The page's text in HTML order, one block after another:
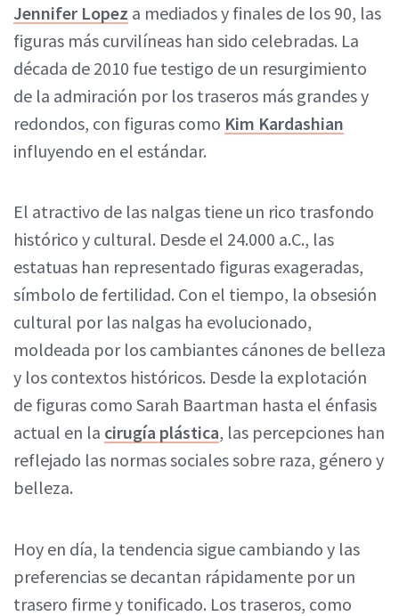
Jennifer Lopez a mediados y finales de los 90, las
figuras más curvilíneas han sido celebradas. La
década de 2010 fue testigo de un resurgimiento
de la admiración por los traseros más grandes y
redondos, con figuras como Kim Kardashian
influyendo en el estándar.
El atractivo de las nalgas tiene un rico trasfondo
histórico y cultural. Desde el 24.000 a.C., las
estatuas han representado figuras exageradas,
símbolo de fertilidad. Con el tiempo, la obsesión
cultural por las nalgas ha evolucionado,
moldeada por los cambiantes cánones de belleza
y los contextos históricos. Desde la explotación
de figuras como Sarah Baartman hasta el énfasis
actual en la cirugía plástica, las percepciones han
reflejado las normas sociales sobre raza, género y
belleza.
Hoy en día, la tendencia sigue cambiando y las
preferencias se decantan rápidamente por un
trasero firme y tonificado. Los traseros, como